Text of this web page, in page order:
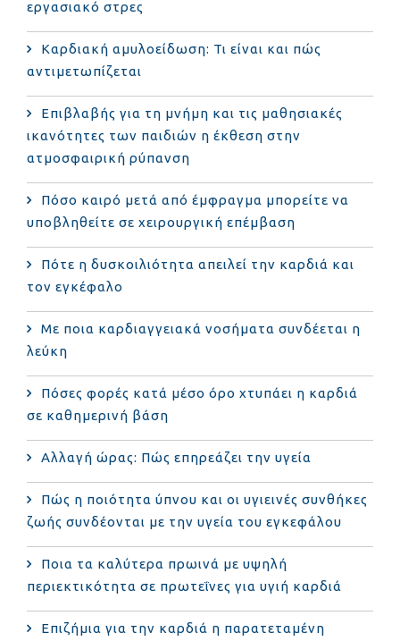
εργασιακό στρες
Καρδιακή αμυλοείδωση: Τι είναι και πώς
αντιμετωπίζεται
Επιβλαβής για τη μνήμη και τις μαθησιακές
ικανότητες των παιδιών η έκθεση στην
ατμοσφαιρική ρύπανση
Πόσο καιρό μετά από έμφραγμα μπορείτε να
υποβληθείτε σε χειρουργική επέμβαση
Πότε η δυσκοιλιότητα απειλεί την καρδιά και
τον εγκέφαλο
Με ποια καρδιαγγειακά νοσήματα συνδέεται η
λεύκη
Πόσες φορές κατά μέσο όρο χτυπάει η καρδιά
σε καθημερινή βάση
Αλλαγή ώρας: Πώς επηρεάζει την υγεία
Πώς η ποιότητα ύπνου και οι υγιεινές συνθήκες
ζωής συνδέονται με την υγεία του εγκεφάλου
Ποια τα καλύτερα πρωινά με υψηλή
περιεκτικότητα σε πρωτεΐνες για υγιή καρδιά
Επιζήμια για την καρδιά η παρατεταμένη